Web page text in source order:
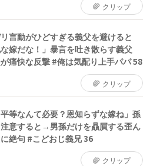
クリップ
言動がひどすぎる義父を避けると
な嫁だな！」暴言を吐き散らす義父
痛快な反撃 #俺は気配り上手パパ 58
クリップ
等なんて必要？恩知らずな嫁ね」孫
意すると→男孫だけを贔屓する歪ん
絶句 #こどおじ義兄 36
クリップ